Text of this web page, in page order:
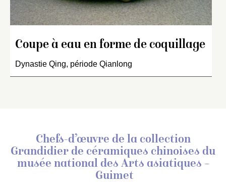
Coupe à eau en forme de coquillage
Dynastie Qing, période Qianlong
Chefs-d’œuvre de la collection
Grandidier de céramiques chinoises du
musée national des Arts asiatiques –
Guimet